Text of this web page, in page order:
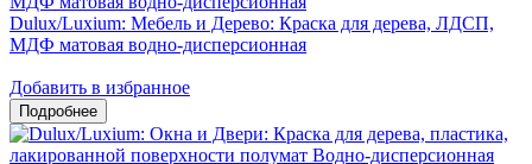
Dulux/Luxium: Мебель и Дерево: Краска для дерева, ЛДСП,
МДФ матовая водно-дисперсионная
Добавить в избранное